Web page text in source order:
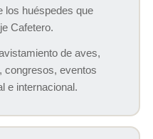
los huéspedes que
Cafetero.
de aves,
congresos, eventos
e internacional.